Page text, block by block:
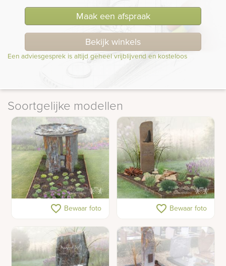
Maak een afspraak
Bekijk winkels
Een adviesgesprek is altijd geheel vrijblijvend en kosteloos
Soortgelijke modellen
Ruw gedenkteken van
leisteen in tafelvorm
favorite_border Bewaar foto
Roestbruine gedenkzuil
met bronzen zeilboot
favorite_border Bewaar foto